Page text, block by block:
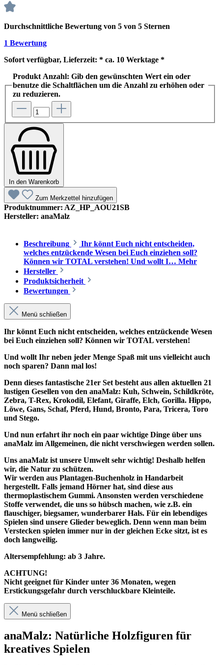
Durchschnittliche Bewertung von 5 von 5 Sternen
1 Bewertung
Sofort verfügbar, Lieferzeit: * ca. 10 Werktage *
Produkt Anzahl: Gib den gewünschten Wert ein oder
benutze die Schaltflächen um die Anzahl zu erhöhen oder
zu reduzieren.
In den Warenkorb
Zum Merkzettel hinzufügen
Produktnummer: AZ_HP_AOU21SB
Hersteller: anaMalz
Beschreibung
Ihr könnt Euch nicht entscheiden,
welches entzückende Wesen bei Euch einziehen soll?
Können wir TOTAL verstehen! Und wollt I… Mehr
Hersteller
Produktsicherheit
Bewertungen
Menü schließen
Ihr könnt Euch nicht entscheiden, welches entzückende Wesen
bei Euch einziehen soll? Können wir TOTAL verstehen!
Und wollt Ihr neben jeder Menge Spaß mit uns vielleicht auch
noch sparen? Dann mal los!
Denn dieses fantastische 21er Set besteht aus allen aktuellen 21
lustigen Gesellen von den anaMalz: Kuh, Schwein, Schildkröte,
Zebra, T-Rex, Krokodil, Elefant, Giraffe, Elch, Gorilla. Hippo,
Löwe, Gans, Schaf, Pferd, Hund, Bronto, Para, Tricera, Toro
und Stego.
Und nun erfahrt ihr noch ein paar wichtige Dinge über uns
anaMalz im Allgemeinen, die nicht verschwiegen werden sollen.
Uns anaMalz ist unsere Umwelt sehr wichtig! Deshalb helfen
wir, die Natur zu schützen.
Wir werden aus Plantagen-Buchenholz in Handarbeit
hergestellt. Falls jemand Hörner hat, sind diese aus
thermoplastischem Gummi. Ansonsten werden verschiedene
Stoffe verwendet, die uns so hübsch machen, wie z.B. ein
flauschiger, biegsamer, wunderbarer Hals. Für ein lebendiges
Spielen sind unsere Glieder beweglich. Denn wenn man beim
Verstecken spielen immer nur in der gleichen Ecke sitzt, ist es
doch langweilig.
Altersempfehlung: ab 3 Jahre.
ACHTUNG!
Nicht geeignet für Kinder unter 36 Monaten, wegen
Erstickungsgefahr durch verschluckbare Kleinteile.
Menü schließen
anaMalz: Natürliche Holzfiguren für
kreatives Spielen